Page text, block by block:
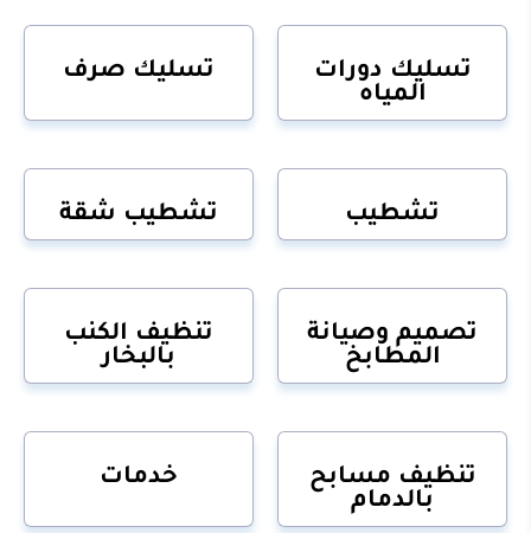
تسليك دورات
المياه
تسليك صرف
تشطيب تشطيب شقة
تصميم وصيانة
المطابخ
تنظيف الكنب
بالبخار
تنظيف مسابح
بالدمام
خدمات